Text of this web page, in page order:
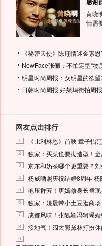
感谢
黄晓
情需
《秘密天使》陈翔情迷金素
NewFace张俪：不怕定型“物
明星时尚周报：女明星的欲
日韩时尚周报 好莱坞街拍周报
网友点击排行
1 《比利林恩》首映 章子怡
2 独家：买菜也要拗造型！
3 京东和奶茶哪个更重要？
4 杨威晒照庆祝结婚8周年
5 艳压群芳！唐嫣修身长裙
6 独家：姚晨带小土豆逛商
7 成都风味！张靓颖冯轲曝
8 接地气！阔太熊黛林打扮
9